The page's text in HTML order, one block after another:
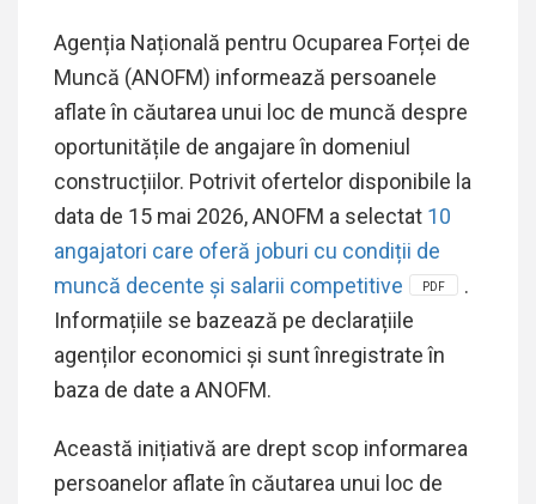
Agenția Națională pentru Ocuparea Forței de
Muncă (ANOFM) informează persoanele
aflate în căutarea unui loc de muncă despre
oportunitățile de angajare în domeniul
construcțiilor. Potrivit ofertelor disponibile la
data de 15 mai 2026, ANOFM a selectat 10
angajatori care oferă joburi cu condiții de
muncă decente și salarii competitive
PDF
.
Informațiile se bazează pe declarațiile
agenților economici și sunt înregistrate în
baza de date a ANOFM.
Această inițiativă are drept scop informarea
persoanelor aflate în căutarea unui loc de